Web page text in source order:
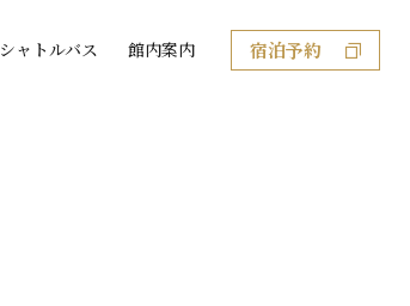
シャトルバス 館内案内 宿泊予約